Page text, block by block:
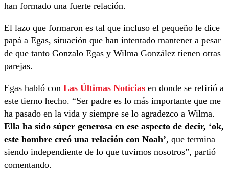
han formado una fuerte relación.
El lazo que formaron es tal que incluso el pequeño le dice
papá a Egas, situación que han intentado mantener a pesar
de que tanto Gonzalo Egas y Wilma González tienen otras
parejas.
Egas habló con Las Últimas Noticias en donde se refirió a
este tierno hecho. “Ser padre es lo más importante que me
ha pasado en la vida y siempre se lo agradezco a Wilma.
Ella ha sido súper generosa en ese aspecto de decir, ‘ok,
este hombre creó una relación con Noah’, que termina
siendo independiente de lo que tuvimos nosotros”, partió
comentando.